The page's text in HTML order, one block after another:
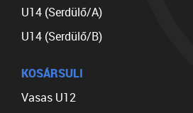
U14 (Serdülő/A)
U14 (Serdülő/B)
KOSÁRSULI
Vasas U12